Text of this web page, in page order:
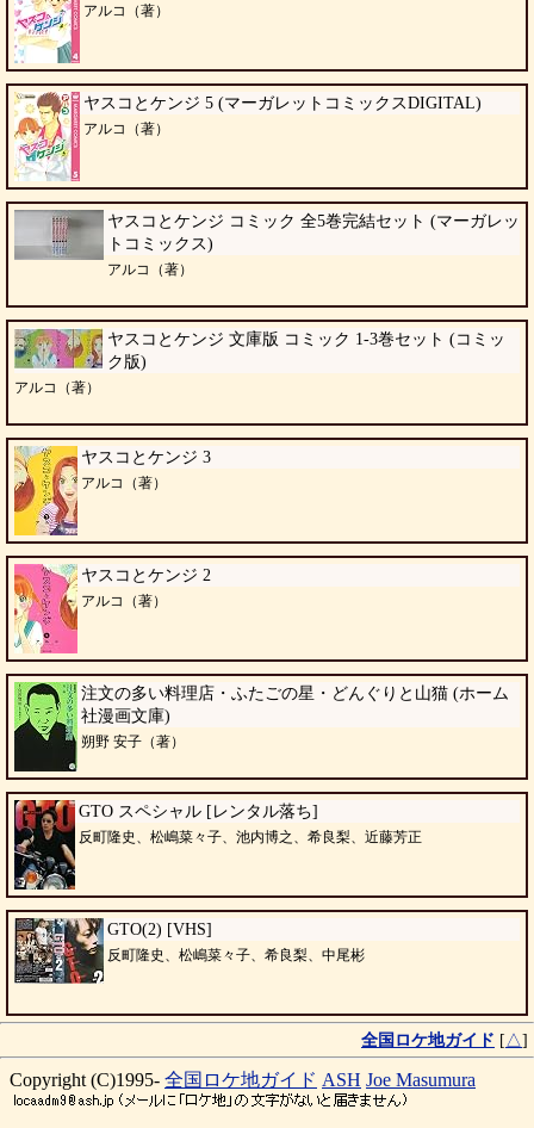
アルコ（著）
ヤスコとケンジ 5 (マーガレットコミックスDIGITAL)
アルコ（著）
ヤスコとケンジ コミック 全5巻完結セット (マーガレッ
トコミックス)
アルコ（著）
ヤスコとケンジ 文庫版 コミック 1-3巻セット (コミッ
ク版)
アルコ（著）
ヤスコとケンジ 3
アルコ（著）
ヤスコとケンジ 2
アルコ（著）
注文の多い料理店・ふたごの星・どんぐりと山猫 (ホーム
社漫画文庫)
朔野 安子（著）
GTO スペシャル [レンタル落ち]
反町隆史、松嶋菜々子、池内博之、希良梨、近藤芳正
GTO(2) [VHS]
反町隆史、松嶋菜々子、希良梨、中尾彬
全国ロケ地ガイド [ △]
Copyright (C)1995- 全国ロケ地ガイド ASH Joe Masumura